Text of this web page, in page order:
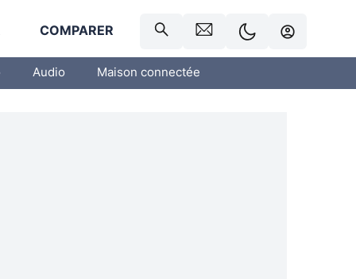
COMPARER
Audio Maison connectée